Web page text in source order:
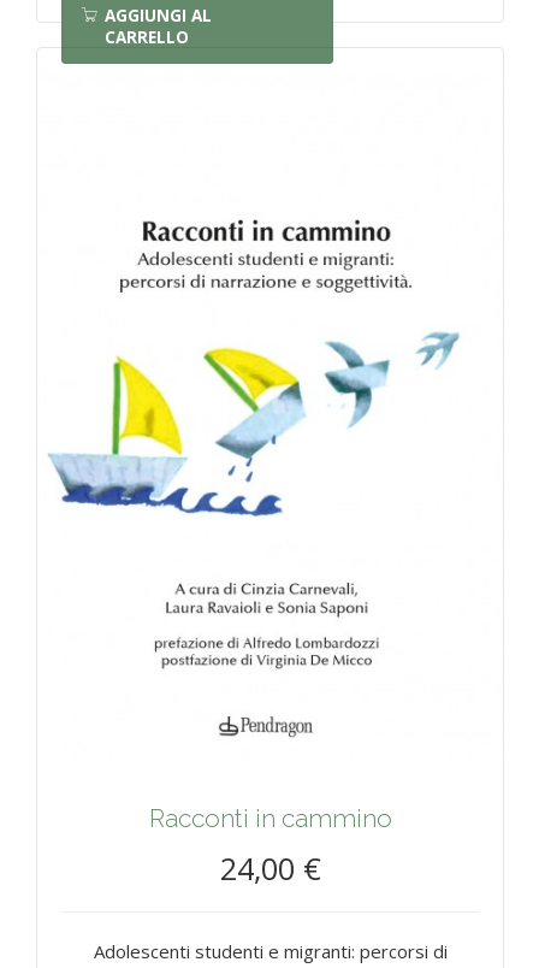
AGGIUNGI AL
CARRELLO
Racconti in cammino
24,00 €
Adolescenti studenti e migranti: percorsi di